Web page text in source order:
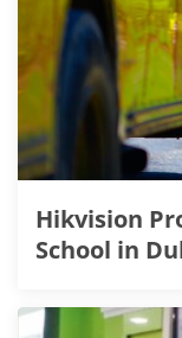
Hikvision
School in